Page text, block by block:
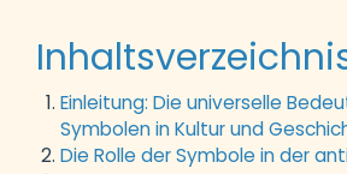
Einleitung: Die universelle
Symbolen in Kultur und
Die Rolle der Symbole in der